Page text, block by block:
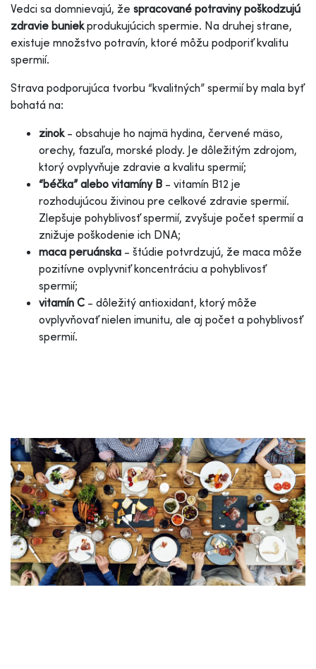
Vedci sa domnievajú, že spracované potraviny poškodzujú
zdravie buniekprodukujúcich spermie. Na druhej strane,
existuje množstvo potravín, ktoré môžu podporiť kvalitu
spermií.
Strava podporujúca tvorbu “kvalitných” spermií by mala byť
bohatá na:
zinok- obsahuje ho najmä hydina, červené mäso,
orechy, fazuľa, morské plody. Je dôležitým zdrojom,
ktorý ovplyvňuje zdravie a kvalitu spermií;
“béčka” alebo vitamíny B - vitamín B12 je
rozhodujúcou živinou pre celkové zdravie spermií.
Zlepšuje pohyblivosť spermií, zvyšuje počet spermií a
znižuje poškodenie ich DNA;
maca peruánska - štúdie potvrdzujú, že maca môže
pozitívne ovplyvniť koncentráciu a pohyblivosť
spermií;
vitamín C - dôležitý antioxidant, ktorý môže
ovplyvňovať nielen imunitu, ale aj počet a pohyblivosť
spermií.